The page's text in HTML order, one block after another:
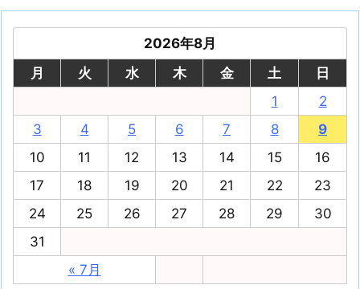
2026年8月
月
火 水 木 金 土 日
« 7月
1
2
3
4 5 6 7 8
9
10
11 12 13 14 15
16
17
18 19 20 21 22
23
24
25 26 27 28 29
30
31